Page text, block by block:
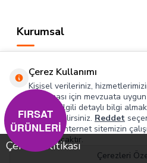
Çerez Politikası
Kurumsal
Hızlı Erişim
Sosyal
Adres & İletişim
Çerez Kullanımı
Kişisel verileriniz,
sunulması için mevzuata
Konuyla ilgili detaylı bilgi
inceleyebilirsiniz. Reddet
yalnızca internet sitemizin
kullanılacaktır.
Çerezleri
FIRSAT
ÜRÜNLERİ